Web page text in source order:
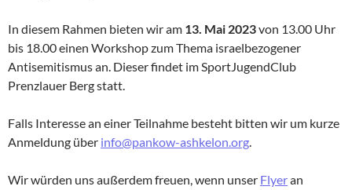
In diesem Rahmen bieten wir am 13. Mai 2023von 13.00 Uhr
bis 18.00 einen Workshop zum Thema israelbezogener
Antisemitismus an. Dieser findet im SportJugendClub
Prenzlauer Berg statt.
Falls Interesse an einer Teilnahme besteht bitten wir um kurze
Anmeldung über info@pankow-ashkelon.org.
Wir würden uns außerdem freuen, wenn unser Flyeran